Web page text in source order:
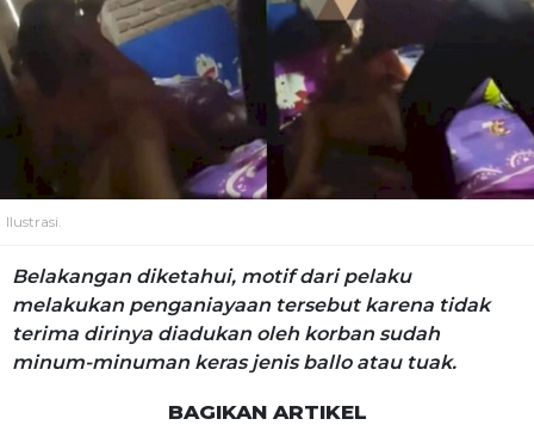
Ilustrasi.
Belakangan diketahui, motif dari pelaku
melakukan penganiayaan tersebut karena tidak
terima dirinya diadukan oleh korban sudah
minum-minuman keras jenis ballo atau tuak.
BAGIKAN ARTIKEL